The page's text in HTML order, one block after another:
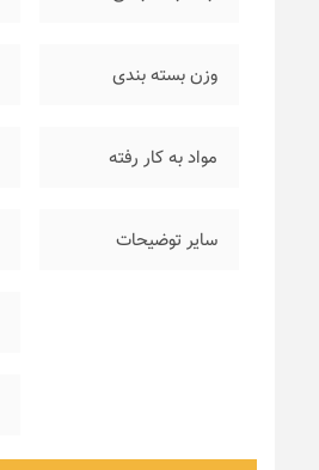
وزن بسته بندی
مواد به کار رفته
سایر توضیحات